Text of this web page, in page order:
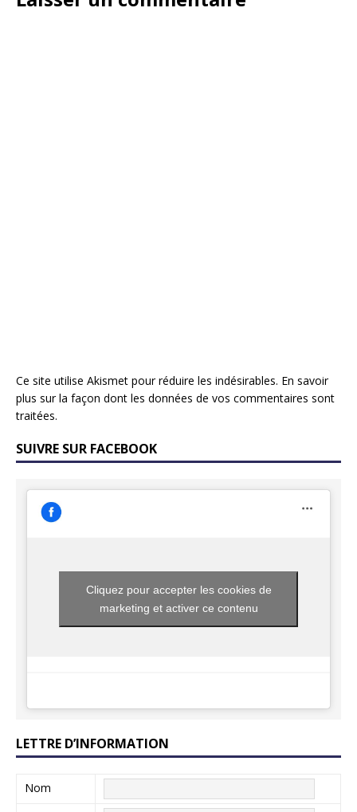
Ce site utilise Akismet pour réduire les indésirables. En savoir
plus sur la façon dont les données de vos commentaires sont
traitées.
SUIVRE SUR FACEBOOK
Cliquez pour accepter les cookies de
marketing et activer ce contenu
LETTRE D’INFORMATION
Nom